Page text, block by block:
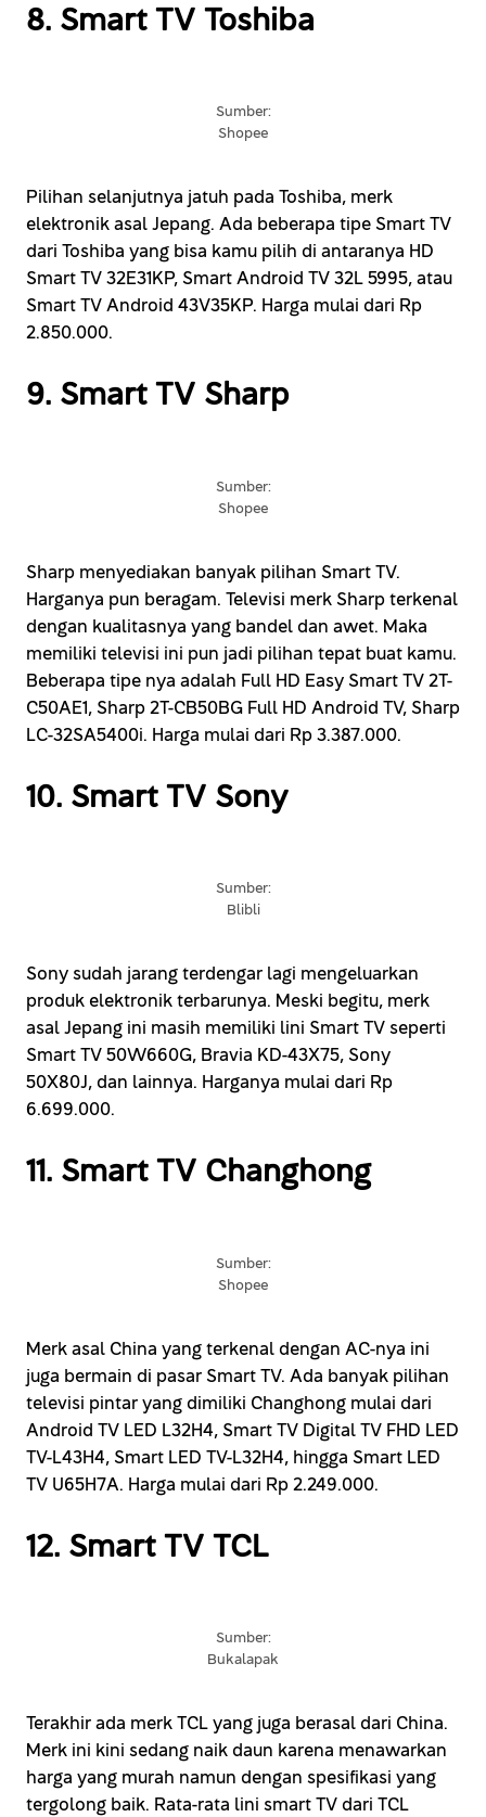
8. Smart TV Toshiba
Sumber:
Shopee
Pilihan selanjutnya jatuh pada Toshiba, merk
elektronik asal Jepang. Ada beberapa tipe Smart TV
dari Toshiba yang bisa kamu pilih di antaranya HD
Smart TV 32E31KP, Smart Android TV 32L 5995, atau
Smart TV Android 43V35KP. Harga mulai dari Rp
2.850.000.
9. Smart TV Sharp
Sumber:
Shopee
Sharp menyediakan banyak pilihan Smart TV.
Harganya pun beragam. Televisi merk Sharp terkenal
dengan kualitasnya yang bandel dan awet. Maka
memiliki televisi ini pun jadi pilihan tepat buat kamu.
Beberapa tipe nya adalah Full HD Easy Smart TV 2T-
C50AE1, Sharp 2T-CB50BG Full HD Android TV, Sharp
LC-32SA5400i. Harga mulai dari Rp 3.387.000.
10. Smart TV Sony
Sumber:
Blibli
Sony sudah jarang terdengar lagi mengeluarkan
produk elektronik terbarunya. Meski begitu, merk
asal Jepang ini masih memiliki lini Smart TV seperti
Smart TV 50W660G, Bravia KD-43X75, Sony
50X80J, dan lainnya. Harganya mulai dari Rp
6.699.000.
11. Smart TV Changhong
Sumber:
Shopee
Merk asal China yang terkenal dengan AC-nya ini
juga bermain di pasar Smart TV. Ada banyak pilihan
televisi pintar yang dimiliki Changhong mulai dari
Android TV LED L32H4, Smart TV Digital TV FHD LED
TV-L43H4, Smart LED TV-L32H4, hingga Smart LED
TV U65H7A. Harga mulai dari Rp 2.249.000.
12. Smart TV TCL
Sumber:
Bukalapak
Terakhir ada merk TCL yang juga berasal dari China.
Merk ini kini sedang naik daun karena menawarkan
harga yang murah namun dengan spesifikasi yang
tergolong baik. Rata-rata lini smart TV dari TCL